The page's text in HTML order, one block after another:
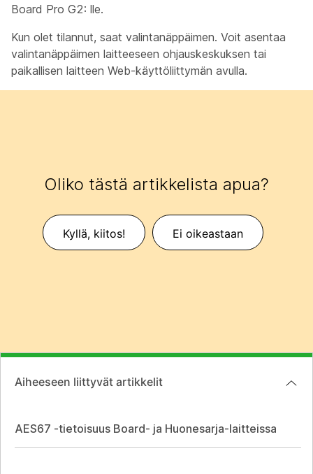
Board Pro G2: lle.
Kun olet tilannut, saat valintanäppäimen. Voit asentaa
valintanäppäimen laitteeseen ohjauskeskuksen tai
paikallisen laitteen Web-käyttöliittymän avulla.
Oliko tästä artikkelista apua?
Kyllä, kiitos! Ei oikeastaan
Aiheeseen liittyvät artikkelit
AES67 -tietoisuus Board- ja Huonesarja-laitteissa